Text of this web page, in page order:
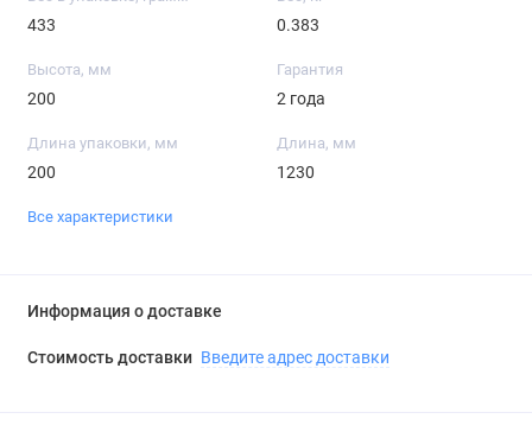
433 0.383
Высота, мм
200
Гарантия
2 года
Длина упаковки, мм
200
Длина, мм
1230
Все характеристики
Информация о доставке
Стоимость доставки Введите адрес доставки